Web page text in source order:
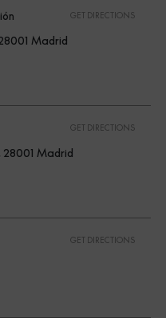
GET DIRECTIONS
Madrid
GET DIRECTIONS
28001 Madrid
GET DIRECTIONS